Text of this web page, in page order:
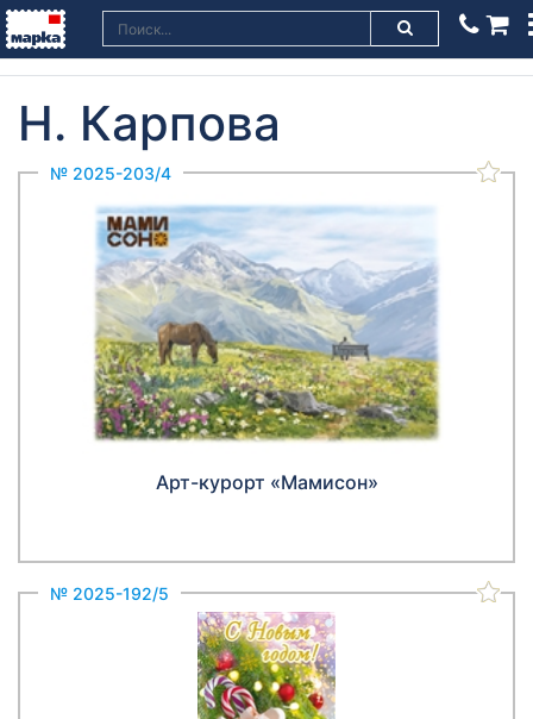
Н. Карпова
№ 2025-203/4
Арт-курорт «Мамисон»
№ 2025-192/5